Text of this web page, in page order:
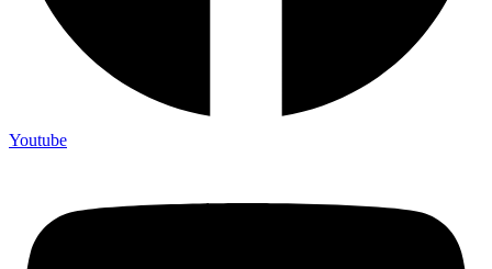
Youtube